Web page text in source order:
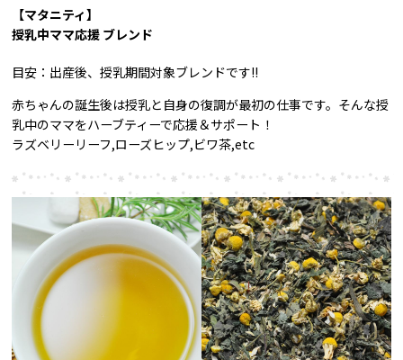
【マタニティ】
授乳中ママ応援 ブレンド
目安：出産後、授乳期間対象ブレンドです!!
赤ちゃんの誕生後は授乳と自身の復調が最初の仕事です。そんな授
乳中のママをハーブティーで応援＆サポート！
ラズベリーリーフ,ローズヒップ,ビワ茶,etc